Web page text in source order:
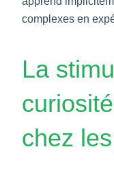
complexes en
La
chez